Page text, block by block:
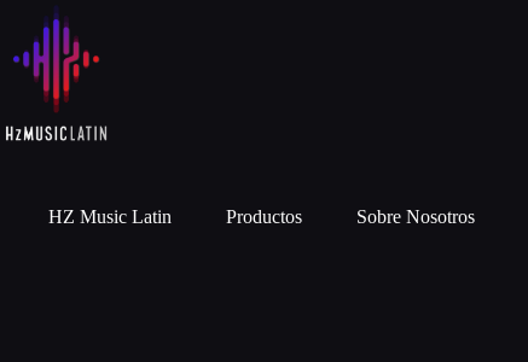
HZ Music Latin Productos Sobre Nosotros